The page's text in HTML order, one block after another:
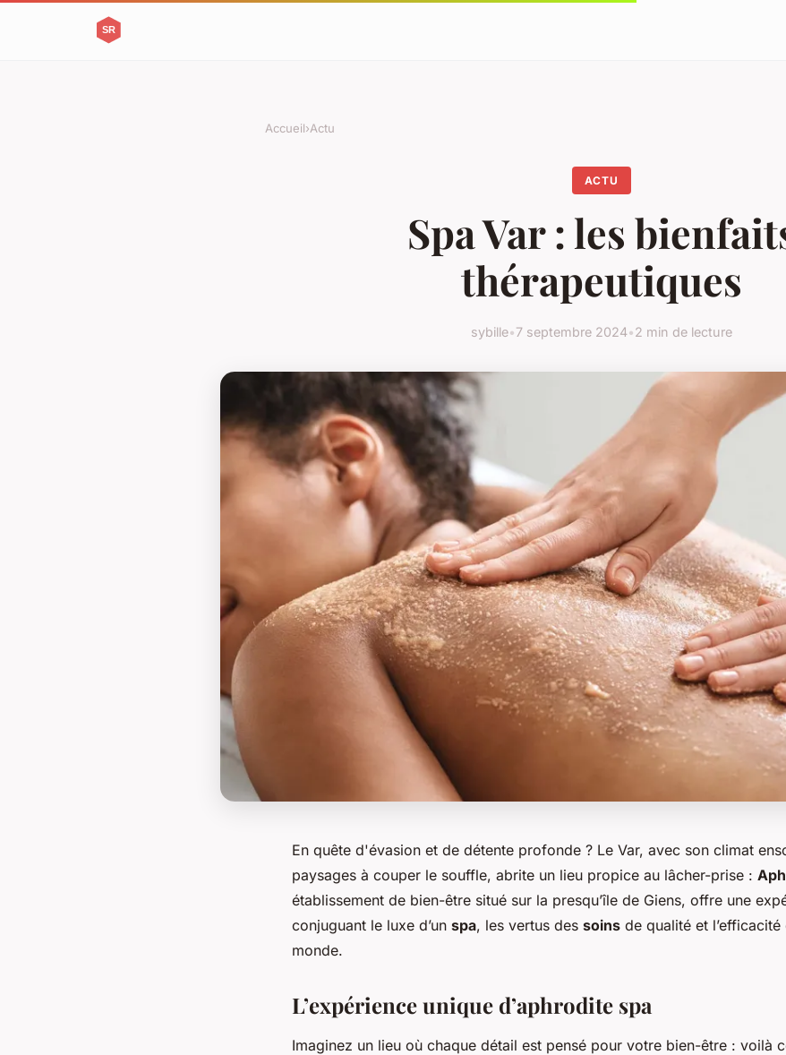
Accueil›Actu
ACTU
Spa Var : les
thérapeutiques
sybille•7 septembre 2024•2 min de lecture
En quête d'évasion et de détente profonde ? Le Var, avec son climat
paysages à couper le souffle, abrite un lieu propice au lâcher-prise :
établissement de bien-être situé sur la presqu’île de Giens, offre une
conjuguant le luxe d’un spa, les vertus des soins de qualité et l’efficacité
monde.
L’expérience unique d’aphrodite spa
Imaginez un lieu où chaque détail est pensé pour votre bien-être : voilà